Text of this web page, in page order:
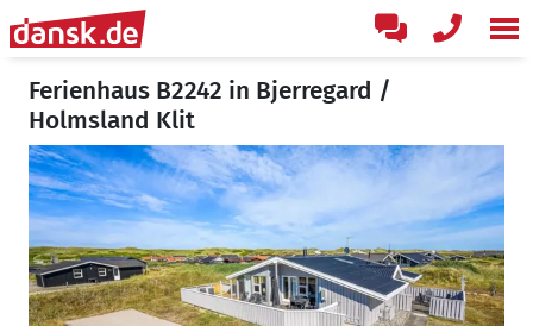
Ferienhaus B2242 in Bjerregard /
Holmsland Klit